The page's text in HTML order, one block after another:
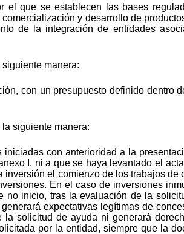
el que se establecen las bases
y desarrollo de
de la integración de entidades
manera:
con un presupuesto definido dentro
siguiente manera:
con anterioridad a la
I, ni a que se haya levantado el
inversión el comienzo de los trabajos de
En el caso de inversiones
no inicio, tras la evaluación de la
expectativas legítimas de
solicitud de ayuda ni generará
por la entidad, siempre que la